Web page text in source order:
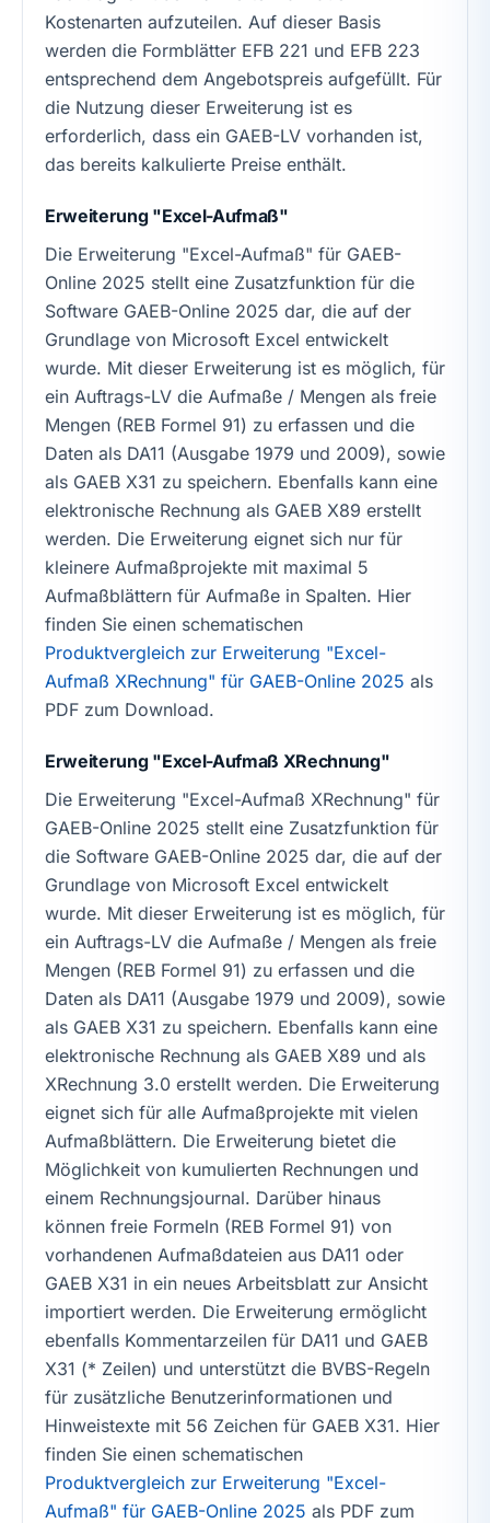
Kostenarten aufzuteilen. Auf dieser Basis
werden die Formblätter EFB 221 und EFB 223
entsprechend dem Angebotspreis aufgefüllt. Für
die Nutzung dieser Erweiterung ist es
erforderlich, dass ein GAEB-LV vorhanden ist,
das bereits kalkulierte Preise enthält.
Erweiterung "Excel-Aufmaß"
Die Erweiterung "Excel-Aufmaß" für GAEB-
Online 2025 stellt eine Zusatzfunktion für die
Software GAEB-Online 2025 dar, die auf der
Grundlage von Microsoft Excel entwickelt
wurde. Mit dieser Erweiterung ist es möglich, für
ein Auftrags-LV die Aufmaße / Mengen als freie
Mengen (REB Formel 91) zu erfassen und die
Daten als DA11 (Ausgabe 1979 und 2009), sowie
als GAEB X31 zu speichern. Ebenfalls kann eine
elektronische Rechnung als GAEB X89 erstellt
werden. Die Erweiterung eignet sich nur für
kleinere Aufmaßprojekte mit maximal 5
Aufmaßblättern für Aufmaße in Spalten. Hier
finden Sie einen schematischen
Produktvergleich zur Erweiterung "Excel-
Aufmaß XRechnung" für GAEB-Online 2025 als
PDF zum Download.
Erweiterung "Excel-Aufmaß XRechnung"
Die Erweiterung "Excel-Aufmaß XRechnung" für
GAEB-Online 2025 stellt eine Zusatzfunktion für
die Software GAEB-Online 2025 dar, die auf der
Grundlage von Microsoft Excel entwickelt
wurde. Mit dieser Erweiterung ist es möglich, für
ein Auftrags-LV die Aufmaße / Mengen als freie
Mengen (REB Formel 91) zu erfassen und die
Daten als DA11 (Ausgabe 1979 und 2009), sowie
als GAEB X31 zu speichern. Ebenfalls kann eine
elektronische Rechnung als GAEB X89 und als
XRechnung 3.0 erstellt werden. Die Erweiterung
eignet sich für alle Aufmaßprojekte mit vielen
Aufmaßblättern. Die Erweiterung bietet die
Möglichkeit von kumulierten Rechnungen und
einem Rechnungsjournal. Darüber hinaus
können freie Formeln (REB Formel 91) von
vorhandenen Aufmaßdateien aus DA11 oder
GAEB X31 in ein neues Arbeitsblatt zur Ansicht
importiert werden. Die Erweiterung ermöglicht
ebenfalls Kommentarzeilen für DA11 und GAEB
X31 (* Zeilen) und unterstützt die BVBS-Regeln
für zusätzliche Benutzerinformationen und
Hinweistexte mit 56 Zeichen für GAEB X31. Hier
finden Sie einen schematischen
Produktvergleich zur Erweiterung "Excel-
Aufmaß" für GAEB-Online 2025 als PDF zum